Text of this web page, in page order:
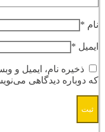
نام *
ایمیل *
ذخیره نام، ایمیل و
که دوباره دیدگاهی